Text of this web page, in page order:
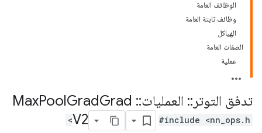
الوظائف العامة
وظائف ثابتة العامة
الهياكل
الصفات العامة
عملية
تدفق التوتر :: العمليات::
PoolGradGrad
V2
#include <nn_ops.h>